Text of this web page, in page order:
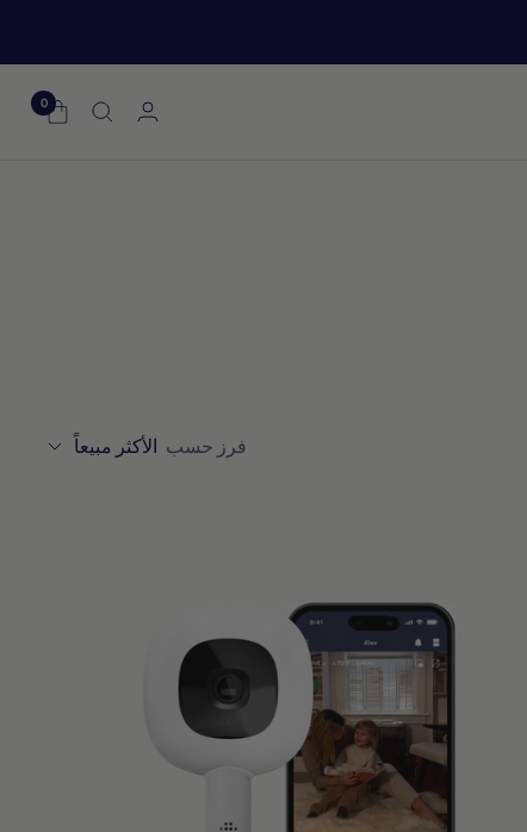
0
فرز حسب فرز
الأكثر مبيعاً